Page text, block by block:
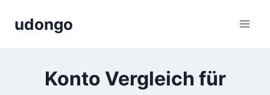
Inhaltudongo
Konto Vergleich für